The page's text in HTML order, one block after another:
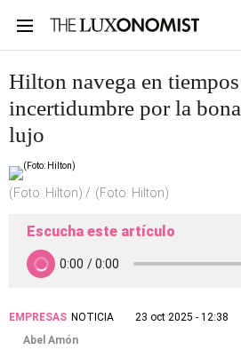
Hilton navega en
incertidumbre por la
lujo
(Foto: Hilton) (Foto: Hilton)
Escucha este artículo
EMPRESAS NOTICIA
23 oct 2025 - 12:38
Abel Amón